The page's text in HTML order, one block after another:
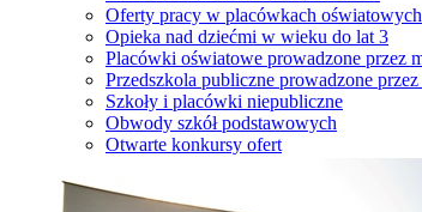
Oferty pracy w placówkach oświatowych
Opieka nad dziećmi w wieku do lat 3
Placówki oświatowe prowadzone przez
Przedszkola publiczne prowadzone przez
Szkoły i placówki niepubliczne
Obwody szkół podstawowych
Otwarte konkursy ofert